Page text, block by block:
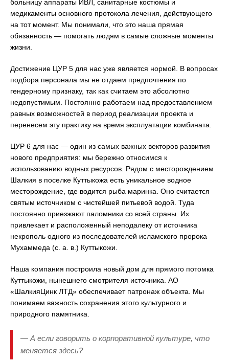
больницу аппараты ИВЛ, санитарные костюмы и
медикаменты основного протокола лечения, действующего
на тот момент. Мы понимали, что это наша прямая
обязанность — помогать людям в самые сложные моменты
жизни.
Достижение ЦУР 5 для нас уже является нормой. В вопросах
подбора персонала мы не отдаем предпочтения по
гендерному признаку, так как считаем это абсолютно
недопустимым. Постоянно работаем над предоставлением
равных возможностей в период реализации проекта и
перенесем эту практику на время эксплуатации комбината.
ЦУР 6 для нас — один из самых важных векторов развития
нового предприятия: мы бережно относимся к
использованию водных ресурсов. Рядом с месторождением
Шалкия в поселке Куттыкожа есть уникальное водное
месторождение, где водится рыба маринка. Оно считается
святым источником с чистейшей питьевой водой. Туда
постоянно приезжают паломники со всей страны. Их
привлекает и расположенный неподалеку от источника
некрополь одного из последователей исламского пророка
Мухаммеда (с. а. в.) Куттыкожи.
Наша компания построила новый дом для прямого потомка
Куттыкожи, нынешнего смотрителя источника. АО
«ШалкияЦинк ЛТД» обеспечивает патронаж объекта. Мы
понимаем важность сохранения этого культурного и
природного памятника.
— А если говорить о корпоративной культуре, что
меняется здесь?